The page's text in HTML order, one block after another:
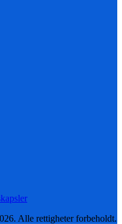
Alle rettigheter forbeholdt.